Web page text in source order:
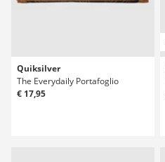
Quiksilver
The Everydaily Portafoglio
€ 17,95